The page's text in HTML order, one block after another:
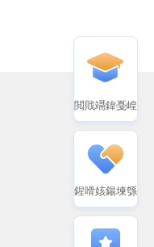
閲戝竵鍏戞崲
鍟嗗姟鍚堜綔